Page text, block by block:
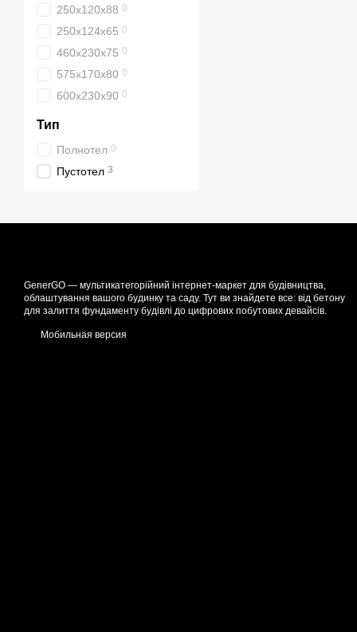
250х120х88 0
250х124х65 0
460х230х75 0
575х170х80 0
600х230х90 0
Тип
Полнотел 0
Пустотел 3
GenerGO — мультикатегорійний інтернет-маркет для будівництва,
облаштування вашого будинку та саду. Тут ви знайдете все: від бетону
для залиття фундаменту будівлі до цифрових побутових девайсів.
Мобильная версия